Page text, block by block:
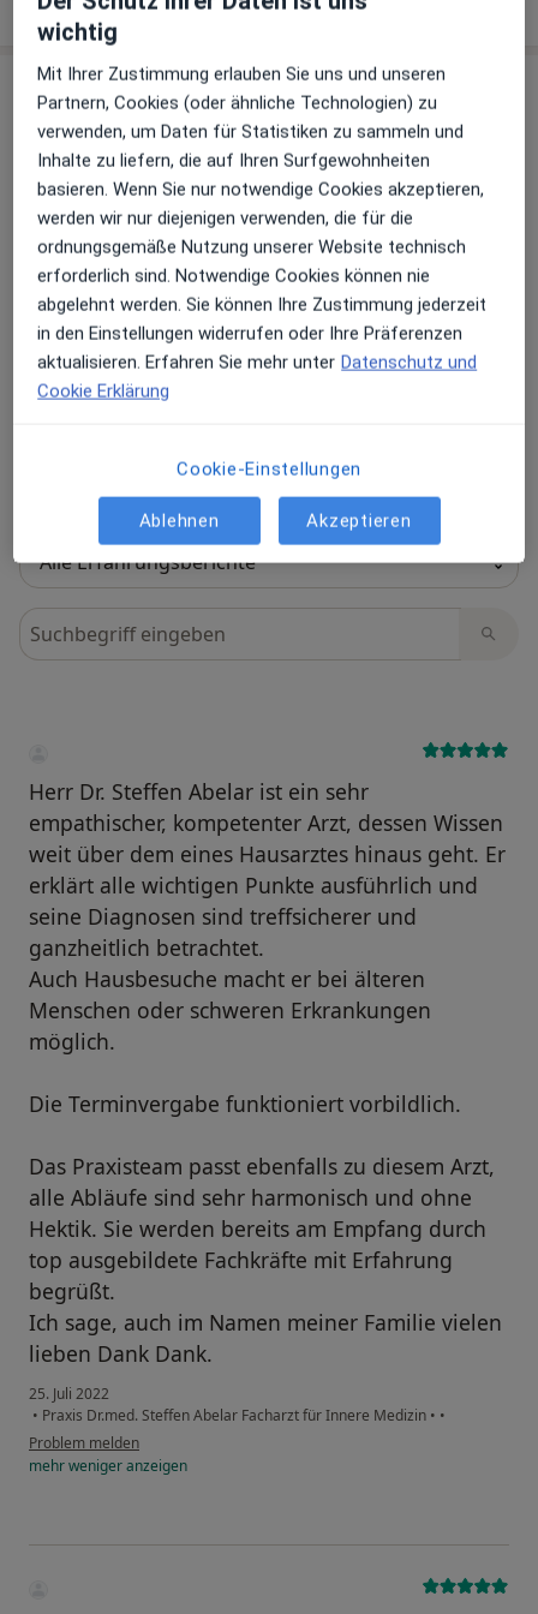
über die Adresse
Erfahrungen
Bewerten
19 Bewertungen
Jede einzelne Bewertungen ist wichtig. Wir
prüfen und moderieren Bewertungen
gemäß unserer Richtlinien. Erfahren Sie
Bewertungen durchsuchen
Herr Dr. Steffen Abelar ist ein sehr
empathischer, kompetenter Arzt, dessen Wissen
weit über dem eines Hausarztes hinaus geht. Er
erklärt alle wichtigen Punkte ausführlich und
seine Diagnosen sind treffsicherer und
ganzheitlich betrachtet.
Auch Hausbesuche macht er bei älteren
Menschen oder schweren Erkrankungen
möglich.
Die Terminvergabe funktioniert vorbildlich.
Das Praxisteam passt ebenfalls zu diesem Arzt,
alle Abläufe sind sehr harmonisch und ohne
Hektik. Sie werden bereits am Empfang durch
top ausgebildete Fachkräfte mit Erfahrung
begrüßt.
Ich sage, auch im Namen meiner Familie vielen
lieben Dank Dank.
25. Juli 2022
• Praxis Dr.med. Steffen Abelar Facharzt für Innere Medizin • •
Problem melden
mehrwenigeranzeigen
wichtig
Mit Ihrer Zustimmung erlauben Sie uns und unseren
Partnern, Cookies (oder ähnliche Technologien) zu
verwenden, um Daten für Statistiken zu sammeln und
Inhalte zu liefern, die auf Ihren Surfgewohnheiten
basieren. Wenn Sie nur notwendige Cookies akzeptieren,
werden wir nur diejenigen verwenden, die für die
ordnungsgemäße Nutzung unserer Website technisch
erforderlich sind. Notwendige Cookies können nie
abgelehnt werden. Sie können Ihre Zustimmung jederzeit
in den Einstellungen widerrufen oder Ihre Präferenzen
aktualisieren. Erfahren Sie mehr unter Datenschutz und
Cookie Erklärung
Cookie-Einstellungen
Ablehnen Akzeptieren